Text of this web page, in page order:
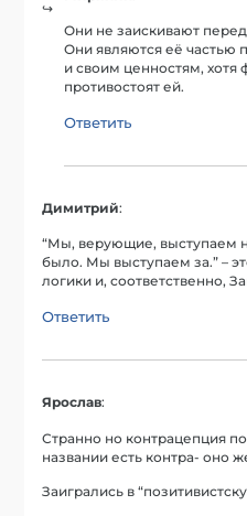
Они не заискивают
Они являются её частью
и своим ценностям, хотя
противостоят ей.
Ответить
Димитрий:
“Мы, верующие, выступаем
было. Мы выступаем за.” –
логики и, соответственно,
Ответить
Ярослав:
Странно но контрацепция
названии есть контра- оно
Заигрались в